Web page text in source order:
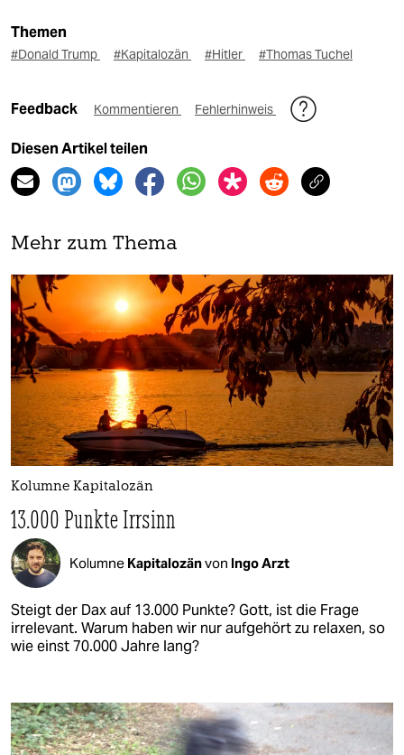
Themen
#Donald Trump #Kapitalozän #Hitler #Thomas Tuchel
Feedback Kommentieren Fehlerhinweis
Diesen Artikel teilen
Mehr zum Thema
Kolumne Kapitalozän
13.000 Punkte Irrsinn
Kolumne Kapitalozänvon Ingo Arzt
Steigt der Dax auf 13.000 Punkte? Gott, ist die Frage
irrelevant. Warum haben wir nur aufgehört zu relaxen, so
wie einst 70.000 Jahre lang?